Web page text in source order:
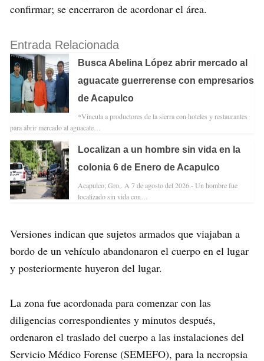
confirmar; se encerraron de acordonar el área.
Entrada Relacionada
Busca Abelina López abrir mercado al
aguacate guerrerense con empresarios
de Acapulco
*Vincula a productores de la sierra con hoteles y restaurantes
para abrir mercado al aguacate…
Localizan a un hombre sin vida en la
colonia 6 de Enero de Acapulco
Acapulco; Gro,. A 7 de agosto del 2026.- Un hombre fue
localizado sin vida con…
Versiones indican que sujetos armados que viajaban a
bordo de un vehículo abandonaron el cuerpo en el lugar
y posteriormente huyeron del lugar.
La zona fue acordonada para comenzar con las
diligencias correspondientes y minutos después,
ordenaron el traslado del cuerpo a las instalaciones del
Servicio Médico Forense (SEMEFO), para la necropsia